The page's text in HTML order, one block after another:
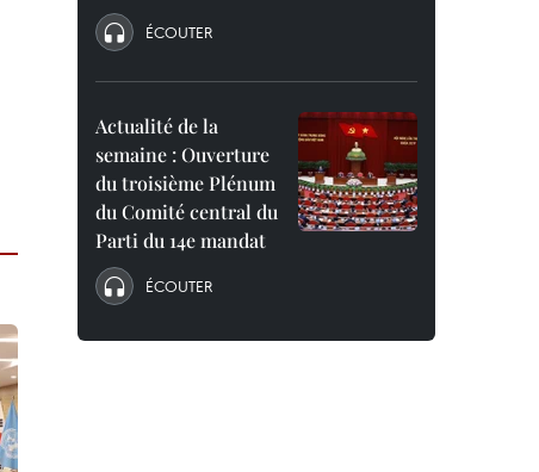
ÉCOUTER
Actualité de la
semaine : Ouverture
du troisième Plénum
du Comité central du
Parti du 14e mandat
ÉCOUTER